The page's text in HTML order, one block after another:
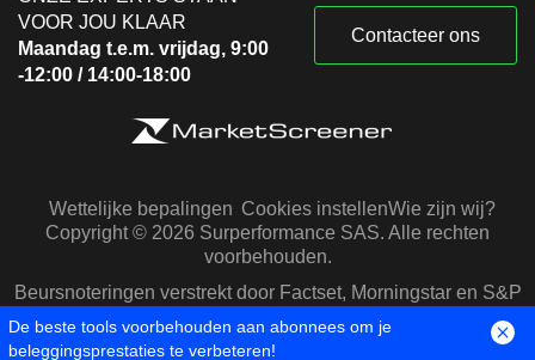
VOOR JOU KLAAR
Maandag t.e.m. vrijdag, 9:00
-12:00 / 14:00-18:00
Contacteer ons
Wettelijke bepalingen Cookies instellenWie zijn wij?
Copyright © 2026 Surperformance SAS. Alle rechten
voorbehouden.
Beursnoteringen verstrekt door Factset, Morningstar en S&P
Capital IQ
De beste tools voorbehouden aan abonnees om je
beleggingsprestaties te verbeteren!